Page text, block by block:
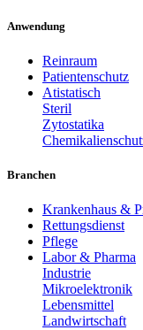
Anwendung
Reinraum
Patientenschutz
Atistatisch
Steril
Zytostatika
Branchen
Krankenhaus &
Rettungsdienst
Pflege
Labor & Pharma
Industrie
Mikroelektronik
Lebensmittel
Landwirtschaft